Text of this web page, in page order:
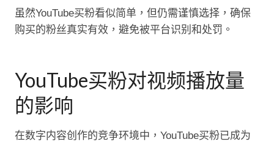
虽然YouTube买粉看似简单，但仍需谨慎选择，确保
购买的粉丝真实有效，避免被平台识别和处罚。
YouTube买粉对视频播放量
的影响
在数字内容创作的竞争环境中，YouTube买粉已成为